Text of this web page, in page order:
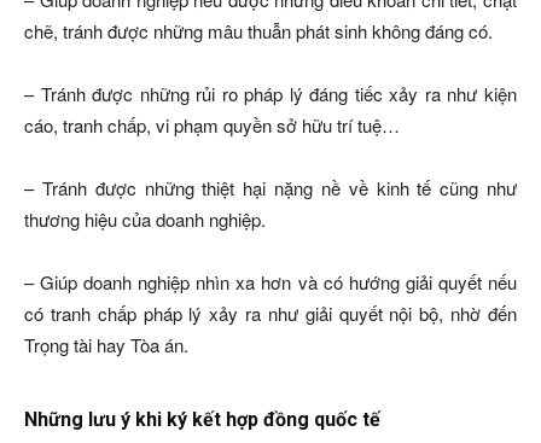
chẽ, tránh được những mâu thuẫn phát sinh không đáng có.
– Tránh được những rủi ro pháp lý đáng tiếc xảy ra như kiện
cáo, tranh chấp, vi phạm quyền sở hữu trí tuệ…
– Tránh được những thiệt hại nặng nề về kinh tế cũng như
thương hiệu của doanh nghiệp.
– Giúp doanh nghiệp nhìn xa hơn và có hướng giải quyết nếu
có tranh chấp pháp lý xảy ra như giải quyết nội bộ, nhờ đến
Trọng tài hay Tòa án.
Những lưu ý khi ký kết hợp đồng quốc tế